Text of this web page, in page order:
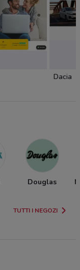
Dacia
Douglas
TUTTI I NEGOZI